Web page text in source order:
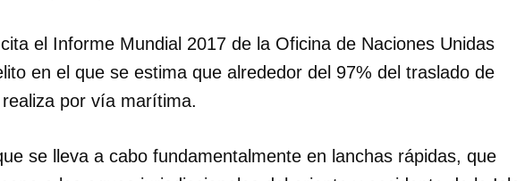
guardar como favorito, primero has de iniciar sesión con tu
el Informe Mundial 2017 de la Oficina de Naciones Unidas
en el que se estima que alrededor del 97% del traslado de
por vía marítima.
se lleva a cabo fundamentalmente en lanchas rápidas, que